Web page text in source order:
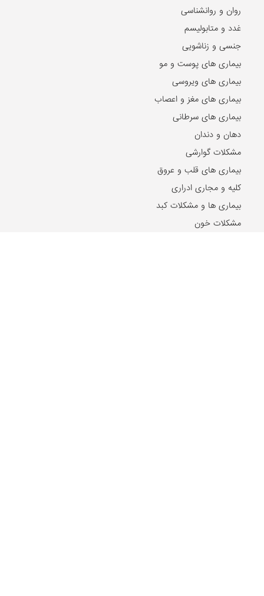
روان و روانشناسی
غدد و متابولیسم
جنسی و زناشویی
بیماری های پوست و مو
بیماری های ویروسی
بیماری های مغز و اعصاب
بیماری های سرطانی
دهان و دندان
مشکلات گوارشی
بیماری های قلب و عروق
کلیه و مجاری ادراری
بیماری ها و مشکلات کبد
مشکلات خون